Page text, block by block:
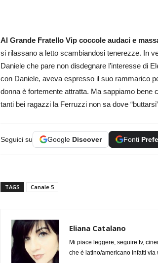
Al Grande Fratello Vip coccole audaci e
si rilassano a letto scambiandosi tenerezze. In
Daniele che pare non disdegnare l’interesse di
con Daniele, aveva espresso il suo rammarico
donna è fortemente attratta. Ma sappiamo
tanti bei ragazzi la Ferruzzi non sa dove
Seguici su Google Discover Fonti
TAGS Canale 5
Eliana Catalano
Mi piace leggere, seguire tv,
che è latino/americano infatti via